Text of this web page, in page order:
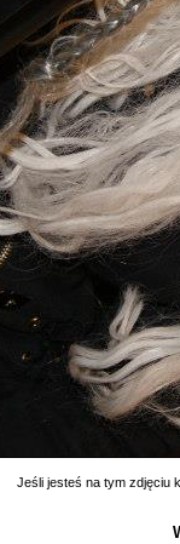
Jeśli jesteś na tym zdjęciu